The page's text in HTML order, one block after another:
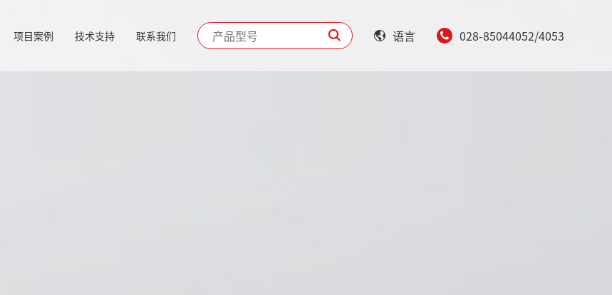
项目案例 技术支持 联系我们 语言 028-85044052/4053